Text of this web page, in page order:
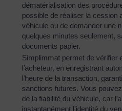
dématérialisation des
possible de réaliser la cession
véhicule ou de demander une
quelques minutes seulement,
documents papier.
Simplimmat permet de vérifier
l’acheteur, en enregistrant
l’heure de la transaction,
sanctions futures. Vous
de la fiabilité du véhicule, car
instantanément l’identité du